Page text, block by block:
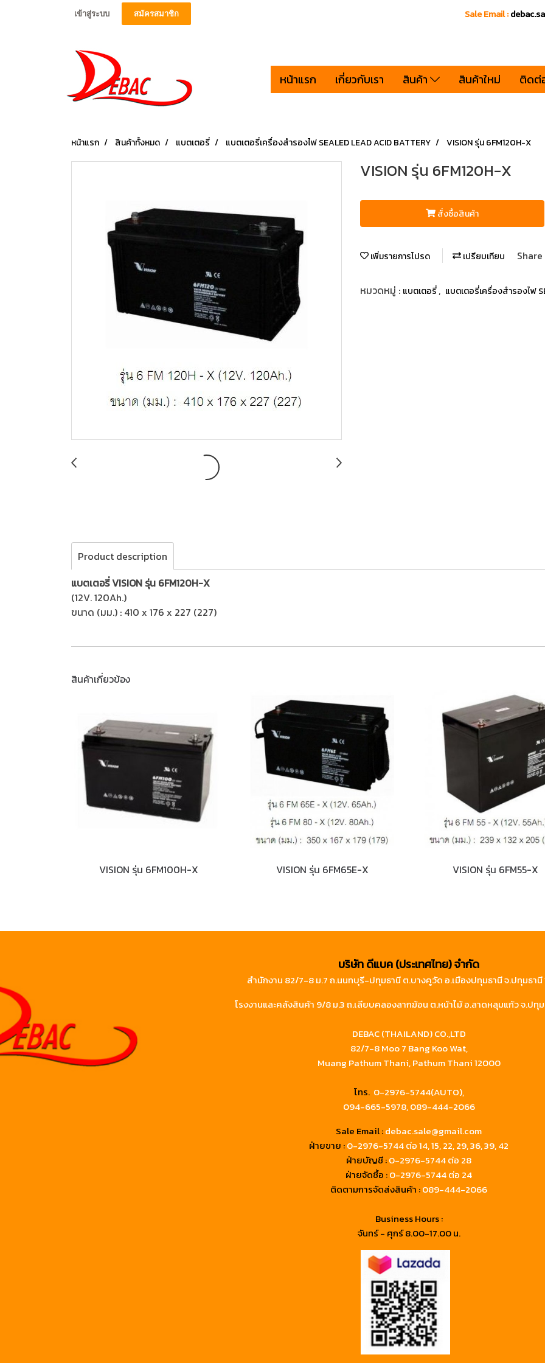
เข้าสู่ระบบ สมัครสมาชิก Sale Email :
หน้าแรก เกี่ยวกับเรา สินค้า สินค้าใหม่ ติดต่
หน้าแรก สินค้าทั้งหมด แบตเตอรี่ แบตเตอรี่เครื่องสำรองไฟ SEALED LEAD ACID BATTERY VISION รุ่น 6FM120H-X
VISION รุ่น 6FM120H-X
สั่งซื้อสินค้า
เพิ่มรายการโปรด เปรียบเทียบ Share
หมวดหมู่ : แบตเตอรี่, แบตเตอรี่เครื่องสำรองไฟ
Product description
แบตเตอรี่ VISION รุ่น 6FM120H-X
(12V. 120Ah.)
ขนาด (มม.) : 410 x 176 x 227 (227)
สินค้าเกี่ยวข้อง
VISION รุ่น 6FM100H-X VISION รุ่น 6FM65E-X VISION รุ่น 6FM55-X
บริษัท ดีแบค (ประเทศไทย) จำกัด
สำนักงาน 82/7-8 ม.7 ถ.นนทบุรี-ปทุมธานี ต.บางคูวัด อ.เมืองปทุมธานี จ.ปทุมธา
โรงงานและคลังสินค้า 9/8 ม.3 ถ.เลียบคลองลากฆ้อน ต.หน้าไม้ อ.ลาดหลุมแก้ว จ.ปทุม
DEBAC (THAILAND) CO.,LTD
82/7-8 Moo 7 Bang Koo Wat,
Muang Pathum Thani, Pathum Thani 12000
โทร. 0-2976-5744(AUTO),
094-665-5978,089-444-2066
Sale Email :debac.sale@gmail.com
ฝ่ายขาย :0-2976-5744ต่อ 14, 15, 22, 29, 36, 39, 42
ฝ่ายบัญชี :0-2976-5744 ต่อ 28
ฝ่ายจัดซื้อ :0-2976-5744 ต่อ 24
ติดตามการจัดส่งสินค้า :089-444-2066
Business Hours :
จันทร์ - ศุกร์ 8.00-17.00 น.